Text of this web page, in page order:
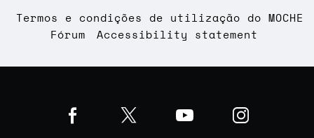
Termos e condições de utilização do MOCHE
Fórum
Accessibility statement